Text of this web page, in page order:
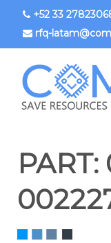
Skip
main
content
+52 33
rfq-
PART: